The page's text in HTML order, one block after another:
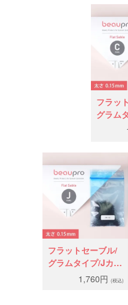
フラッ
グラム
ル太さ
フラットセーブル/
グラムタイプ/Jカー
ル太さ0.15mm
1,760円 (税込)